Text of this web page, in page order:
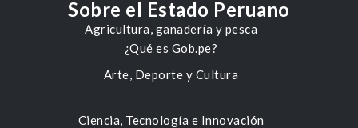
Agricultura, ganadería y pesca
Arte, Deporte y Cultura
Ciencia, Tecnología e Innovación
Sobre el Estado Peruano
¿Qué es Gob.pe?